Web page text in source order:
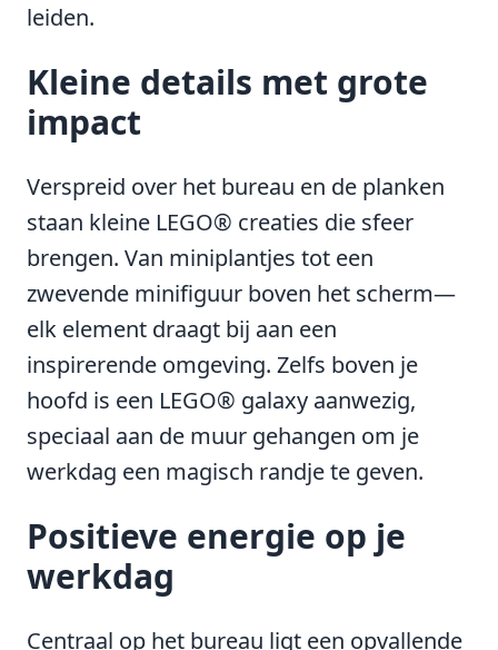
leiden.
Kleine details met grote
impact
Verspreid over het bureau en de planken
staan kleine LEGO® creaties die sfeer
brengen. Van miniplantjes tot een
zwevende minifiguur boven het scherm—
elk element draagt bij aan een
inspirerende omgeving. Zelfs boven je
hoofd is een LEGO® galaxy aanwezig,
speciaal aan de muur gehangen om je
werkdag een magisch randje te geven.
Positieve energie op je
werkdag
Centraal op het bureau ligt een opvallende